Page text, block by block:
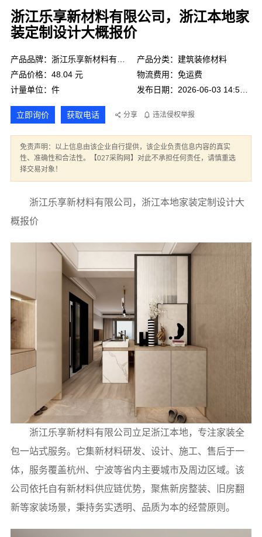
浙江乐享新材料有限公司，浙江本地家
装定制设计大概报价
产品品牌：浙江乐享新材料有限公司
产品分类：建筑装修材料
产品价格：48.04 元
物流费用：免运费
计量单位：件
立即询价 获取电话 分享 违法侵权举报
免责声明：以上信息由该企业自行提供，该企业负责信息内容的真实
性、准确性和合法性。【027采购网】对此不承担任何责任，请慎重选
择交易对象！
浙江乐享新材料有限公司，浙江本地家装定制设计大
概报价
浙江乐享新材料有限公司立足浙江本地，专注家装全
包一站式服务。它集新材料研发、设计、施工、售后于一
体，服务覆盖杭州、宁波等省内主要城市及周边区域。该
公司依托自有新材料供应链优势，聚焦新房整装、旧房翻
新等家装场景，秉持务实透明、品质为本的经营原则。